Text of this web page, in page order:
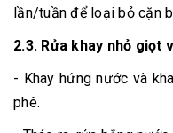
lần/tuần để loại bỏ cặn
2.3. Rửa khay nhỏ giọt
- Khay hứng nước và
phê.